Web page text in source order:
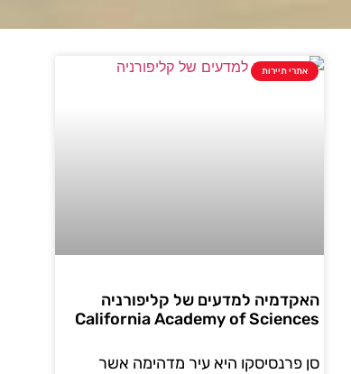
אתרי תיירות
האקדמיה למדעים של קליפורניה
California Academy of Sciences
סן פרנסיסקו היא עיר מדהימה אשר